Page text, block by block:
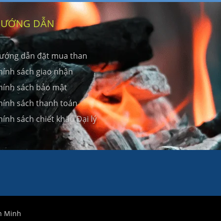
DẪN
dẫn đặt mua than
sách giao nhận
sách bảo mật
sách thanh toán
sách chiết khấu Đại lý
Minh